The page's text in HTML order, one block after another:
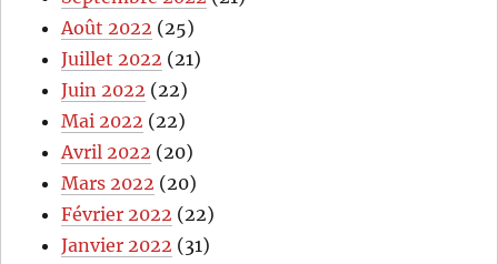
Août 2022 (25)
Juillet 2022 (21)
Juin 2022 (22)
Mai 2022 (22)
Avril 2022 (20)
Mars 2022 (20)
Février 2022 (22)
Janvier 2022 (31)